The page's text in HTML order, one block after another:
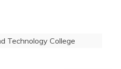
Technology College